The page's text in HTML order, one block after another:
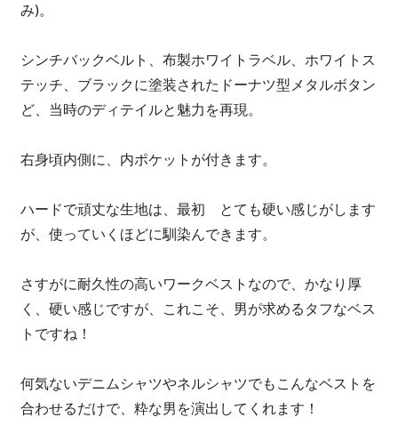
み)。
シンチバックベルト、布製ホワイトラベル、ホワイトス
テッチ、ブラックに塗装されたドーナツ型メタルボタン
ど、当時のディテイルと魅力を再現。
右身頃内側に、内ポケットが付きます。
ハードで頑丈な生地は、最初 とても硬い感じがします
が、使っていくほどに馴染んできます。
さすがに耐久性の高いワークベストなので、かなり厚
く、硬い感じですが、これこそ、男が求めるタフなベス
トですね！
何気ないデニムシャツやネルシャツでもこんなベストを
合わせるだけで、粋な男を演出してくれます！